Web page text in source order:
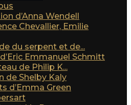
d’Anna Wendell
Chevallier, Emilie
du serpent et de...
Emmanuel Schmitt
de Philip K...
de Shelby Kaly
d’Emma Green